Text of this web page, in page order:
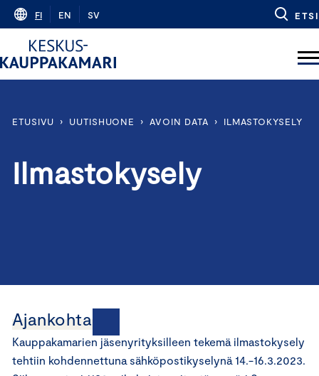
Skip
content
FI EN SV ETSI
ETUSIVU › UUTISHUONE › AVOIN DATA › ILMASTOKYSELY
Ilmastokysely
Ajankohtaista
Kauppakamarien jäsenyrityksilleen tekemä ilmastokysely
tehtiin kohdennettuna sähköpostikyselynä 14.-16.3.2023.